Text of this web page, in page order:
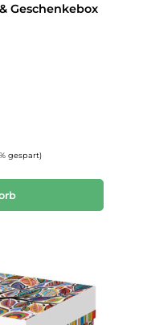
Geschenkebox
gespart)